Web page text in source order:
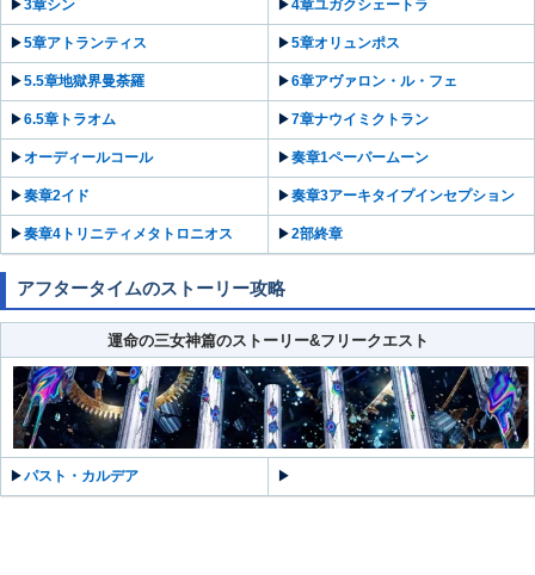
▶︎3章シン ▶︎4章ユガクシェートラ
▶︎5章アトランティス ▶︎5章オリュンポス
▶︎5.5章地獄界曼荼羅 ▶︎6章アヴァロン・ル・フェ
▶︎6.5章トラオム ▶︎7章ナウイミクトラン
▶︎オーディールコール ▶︎奏章1ペーパームーン
▶︎奏章2イド ▶︎奏章3アーキタイプインセプション
▶︎奏章4トリニティメタトロニオス ▶︎2部終章
アフタータイムのストーリー攻略
運命の三女神篇のストーリー&フリークエスト
▶︎パスト・カルデア ▶︎